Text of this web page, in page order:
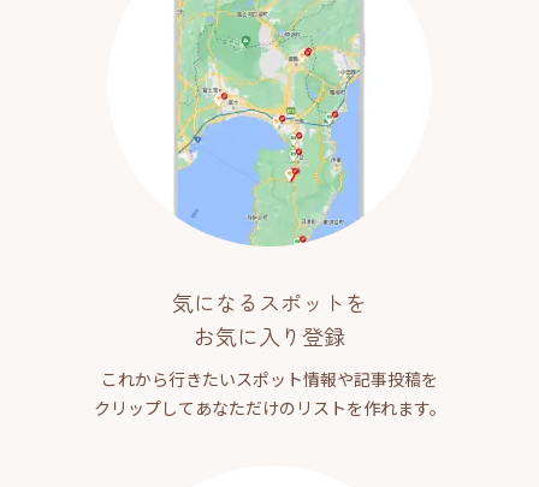
気になるスポットを
お気に入り登録
これから行きたいスポット情報や記事投稿を
クリップしてあなただけのリストを作れます。